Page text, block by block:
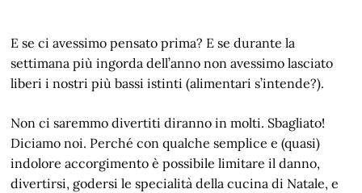
E se ci avessimo pensato prima? E se durante la
settimana più ingorda dell’anno non avessimo lasciato
liberi i nostri più bassi istinti (alimentari s’intende?).
Non ci saremmo divertiti diranno in molti. Sbagliato!
Diciamo noi. Perché con qualche semplice e (quasi)
indolore accorgimento è possibile limitare il danno,
divertirsi, godersi le specialità della cucina di Natale, e